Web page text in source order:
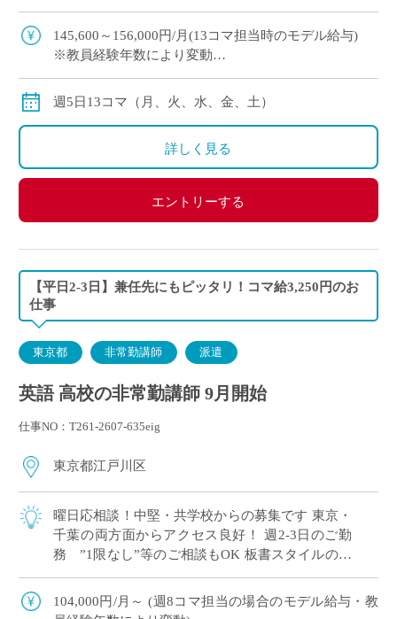
指導を担当いただきます。
145,600～156,000円/月(13コマ担当時のモデル給与)
※教員経験年数により変動
※交通費別途全額支給
週5日13コマ（月、火、水、金、土）
詳しく見る
エントリーする
【平日2-3日】兼任先にもピッタリ！コマ給3,250円のお
仕事
東京都 非常勤講師 派遣
英語 高校の非常勤講師 9月開始
仕事NO：T261-2607-635eig
東京都江戸川区
曜日応相談！中堅・共学校からの募集です 東京・
千葉の両方面からアクセス良好！ 週2-3日のご勤
務 ”1限なし”等のご相談もOK 板書スタイルの授
業でOK！ICTスキルは問いません 基礎レベルから
丁 […]
104,000円/月～ (週8コマ担当の場合のモデル給与・教